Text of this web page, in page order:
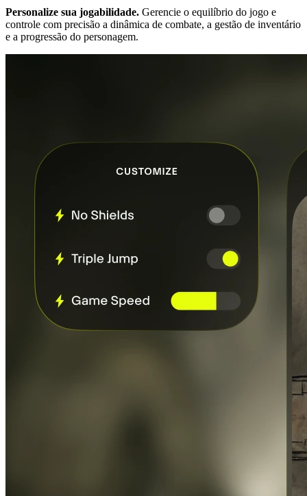
Personalize sua jogabilidade. Gerencie o equilíbrio do jogo e
controle com precisão a dinâmica de combate, a gestão de inventário
e a progressão do personagem.